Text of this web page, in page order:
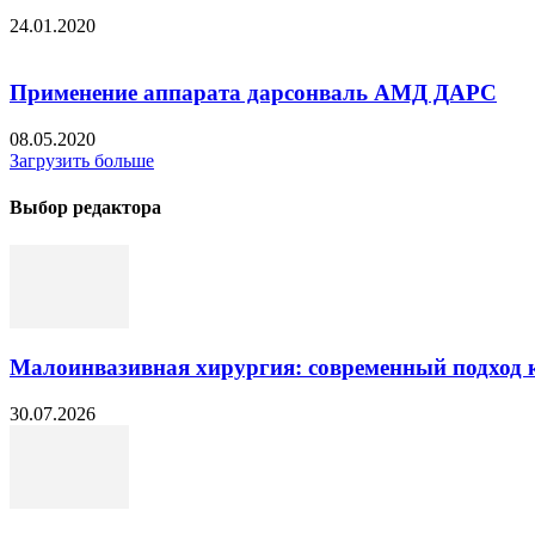
24.01.2020
Применение аппарата дарсонваль АМД ДАРС
08.05.2020
Загрузить больше
Выбор редактора
Малоинвазивная хирургия: современный подход
30.07.2026